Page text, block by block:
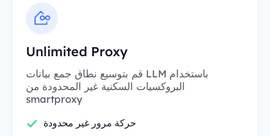
Unlimited Proxy
قم بتوسيع نطاق جمع بيانات LLM باستخدام
البروكسيات السكنية غير المحدودة من
smartproxy
حركة مرور غير محدودة